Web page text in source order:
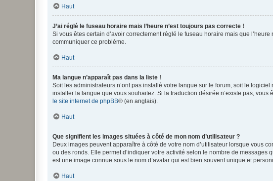
Haut
J’ai réglé le fuseau horaire mais l’heure n’est toujours pas correcte !
Si vous êtes certain d’avoir correctement réglé le fuseau horaire mais que
communiquer ce problème.
Haut
Ma langue n’apparaît pas dans la liste !
Soit les administrateurs n’ont pas installé votre langue sur le forum, soit le
installer la langue que vous souhaitez. Si la traduction désirée n’existe pas,
le site internet de phpBB® (en anglais).
Haut
Que signifient les images situées à côté de mon nom d’utilisateur ?
Deux images peuvent apparaître à côté de votre nom d’utilisateur lorsque vous
ou des ronds. Elle permet d’indiquer votre activité selon le nombre de messages
est une image connue sous le nom d’avatar qui est bien souvent unique et
Haut